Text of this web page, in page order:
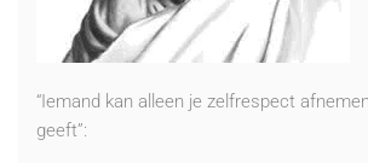
“Iemand kan alleen je zelfrespect
geeft”: